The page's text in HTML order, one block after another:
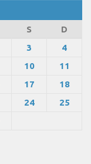
S
D
3
4
10
11
17
18
24
25